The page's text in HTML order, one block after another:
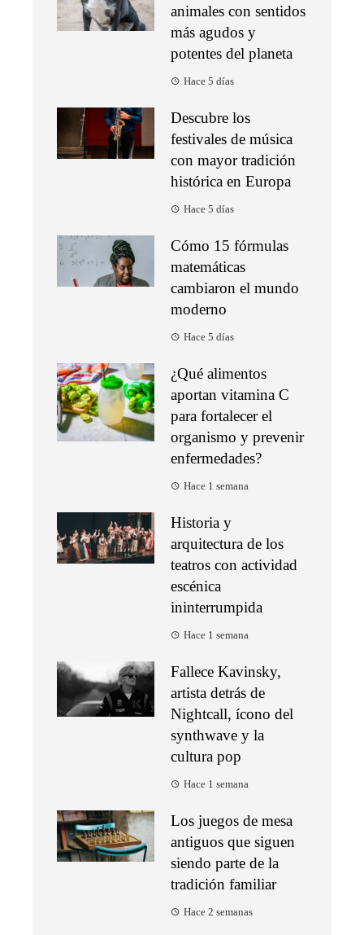
animales con sentidos
más agudos y
potentes del planeta
Hace 5 días
Descubre los
festivales de música
con mayor tradición
histórica en Europa
Hace 5 días
Cómo 15 fórmulas
matemáticas
cambiaron el mundo
moderno
Hace 5 días
¿Qué alimentos
aportan vitamina C
para fortalecer el
organismo y prevenir
enfermedades?
Hace 1 semana
Historia y
arquitectura de los
teatros con actividad
escénica
ininterrumpida
Hace 1 semana
Fallece Kavinsky,
artista detrás de
Nightcall, ícono del
synthwave y la
cultura pop
Hace 1 semana
Los juegos de mesa
antiguos que siguen
siendo parte de la
tradición familiar
Hace 2 semanas